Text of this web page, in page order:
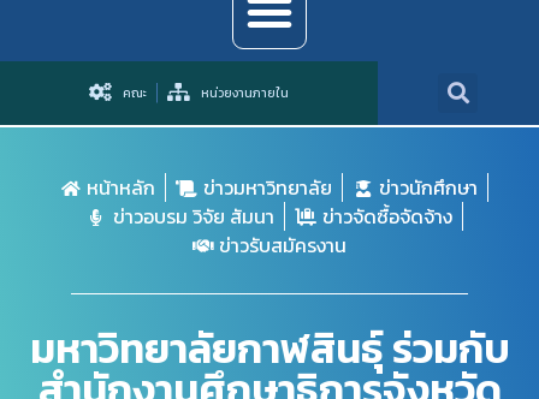
คณะ หน่วยงานภายใน
หน้าหลัก ข่าวมหาวิทยาลัย
ข่าวนักศึกษา
ข่าวอบรม วิจัย สัมนา
ข่าวจัดซื้อจัดจ้าง
ข่าวรับสมัครงาน
มหาวิทยาลัยกาฬสินธุ์ ร่วมกับ